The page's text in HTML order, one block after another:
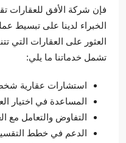
فإن شركة الأفق للعقارات
الخبراء لدينا على تبسيط
العثور على العقارات التي
تشمل خدماتنا ما يلي:
استشارات عقارية
المساعدة في اختيار
التفاوض والتعامل مع
الدعم في خطط